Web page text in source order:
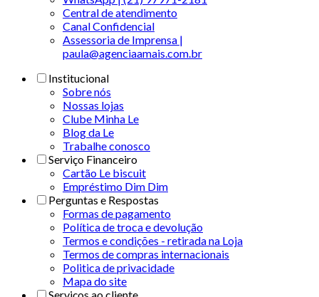
Central de atendimento
Canal Confidencial
Assessoria de Imprensa |
paula@agenciaamais.com.br
Institucional
Sobre nós
Nossas lojas
Clube Minha Le
Blog da Le
Trabalhe conosco
Serviço Financeiro
Cartão Le biscuit
Empréstimo Dim Dim
Perguntas e Respostas
Formas de pagamento
Política de troca e devolução
Termos e condições - retirada na Loja
Termos de compras internacionais
Politica de privacidade
Mapa do site